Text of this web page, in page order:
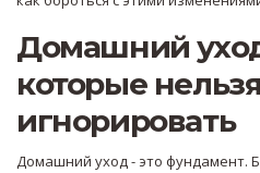
Домашний
которые нельзя
игнорировать
Домашний уход - это фундамент.